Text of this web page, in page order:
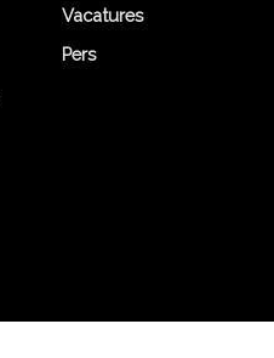
Vacatures
Pers